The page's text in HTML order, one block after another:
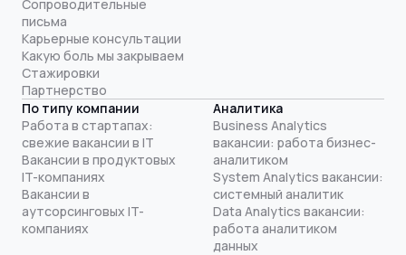
Сопроводительные
письма
Карьерные консультации
Какую боль мы закрываем
Стажировки
Партнерство
По типу компании
Работа в стартапах:
свежие вакансии в IT
Вакансии в продуктовых
IT-компаниях
Вакансии в
аутсорсинговых IT-
компаниях
Аналитика
Business Analytics
вакансии: работа бизнес-
аналитиком
System Analytics вакансии:
системный аналитик
Data Analytics вакансии:
работа аналитиком
данных